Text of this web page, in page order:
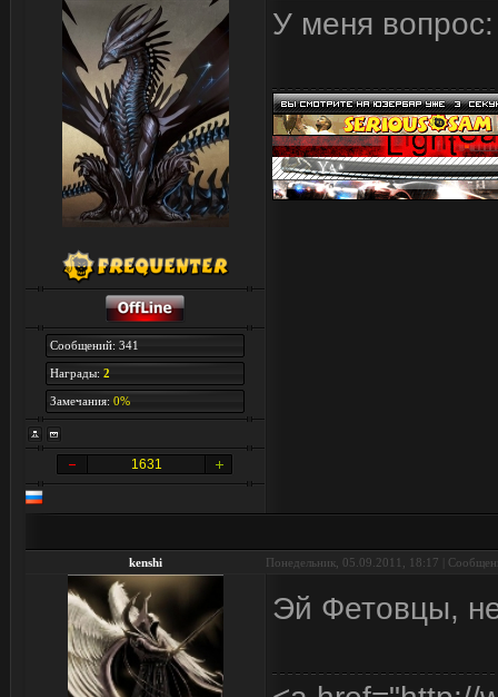
Сообщений: 341
Награды: 2
Замечания: 0%
1631
У меня
kenshi Понедельник, 05.09.2011, 18:17 |
Эй Фетовцы,